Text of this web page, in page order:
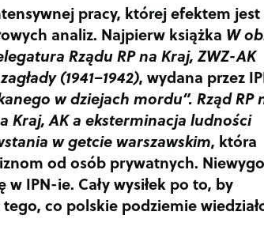
pracy, której efektem jest
analiz. Najpierw książka W
Rządu RP na Kraj, ZWZ-AK
(1941–1942), wydana przez
w dziejach mordu”. Rząd RP
Kraj, AK a eksterminacja ludności
w getcie warszawskim, która
od osób prywatnych.
IPN-ie. Cały wysiłek po to, by
co polskie podziemie